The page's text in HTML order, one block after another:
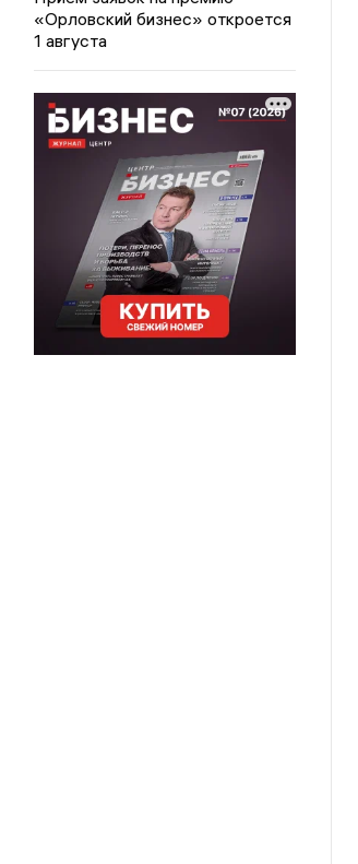
«Орловский бизнес» откроется
1 августа